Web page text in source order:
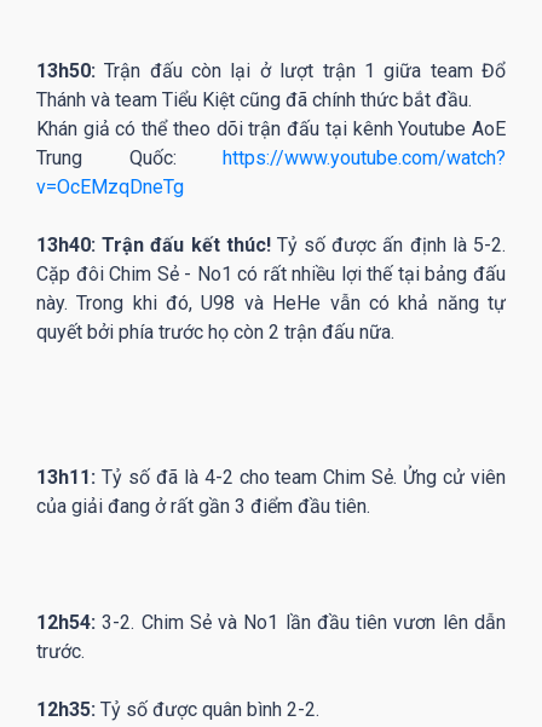
13h50:Trận đấu còn lại ở lượt trận 1 giữa team Đổ
Thánh và team Tiểu Kiệt cũng đã chính thức bắt đầu.
Khán giả có thể theo dõi trận đấu tại kênh Youtube AoE
Trung Quốc: https://www.youtube.com/watch?
v=OcEMzqDneTg
13h40: Trận đấu kết thúc! Tỷ số được ấn định là 5-2.
Cặp đôi Chim Sẻ - No1 có rất nhiều lợi thế tại bảng đấu
này. Trong khi đó, U98 và HeHe vẫn có khả năng tự
quyết bởi phía trước họ còn 2 trận đấu nữa.
13h11: Tỷ số đã là 4-2 cho team Chim Sẻ. Ửng cử viên
của giải đang ở rất gần 3 điểm đầu tiên.
12h54:3-2. Chim Sẻ và No1 lần đầu tiên vươn lên dẫn
trước.
12h35: Tỷ số được quân bình 2-2.